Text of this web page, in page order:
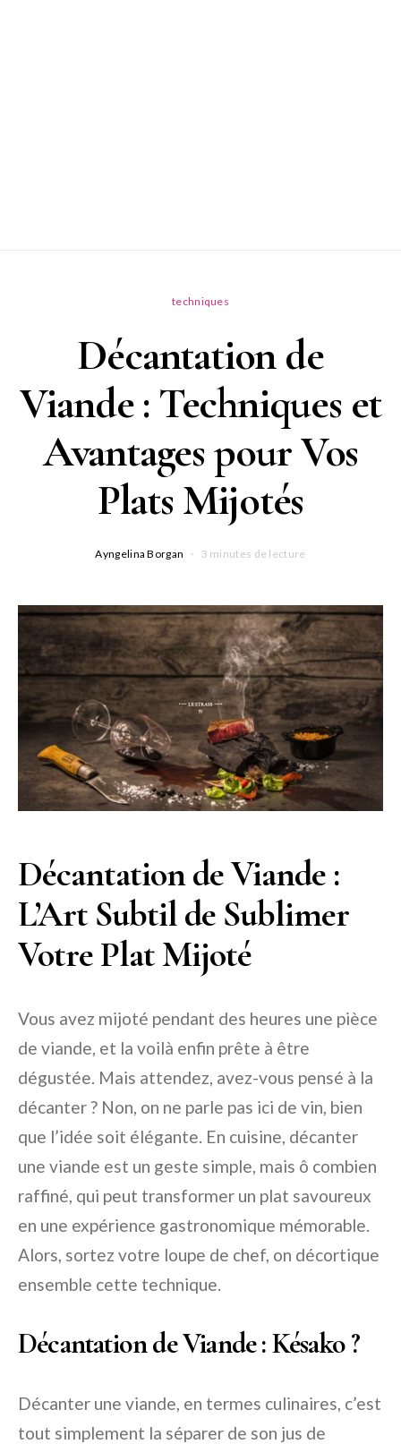
techniques
Décantation de
Viande : Techniques et
Avantages pour Vos
Plats Mijotés
Ayngelina Borgan 3 minutes de lecture
Décantation de Viande :
L’Art Subtil de Sublimer
Votre Plat Mijoté
Vous avez mijoté pendant des heures une pièce
de viande, et la voilà enfin prête à être
dégustée. Mais attendez, avez-vous pensé à la
décanter ? Non, on ne parle pas ici de vin, bien
que l’idée soit élégante. En cuisine, décanter
une viande est un geste simple, mais ô combien
raffiné, qui peut transformer un plat savoureux
en une expérience gastronomique mémorable.
Alors, sortez votre loupe de chef, on décortique
ensemble cette technique.
Décantation de Viande : Késako ?
Décanter une viande, en termes culinaires, c’est
tout simplement la séparer de son jus de